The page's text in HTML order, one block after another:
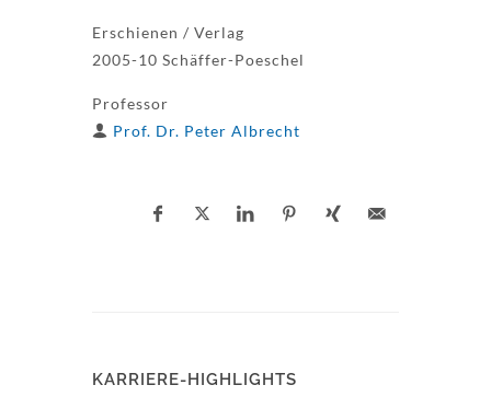
Erschienen / Verlag
2005-10 Schäffer-Poeschel
Professor
Prof. Dr. Peter Albrecht
KARRIERE-HIGHLIGHTS